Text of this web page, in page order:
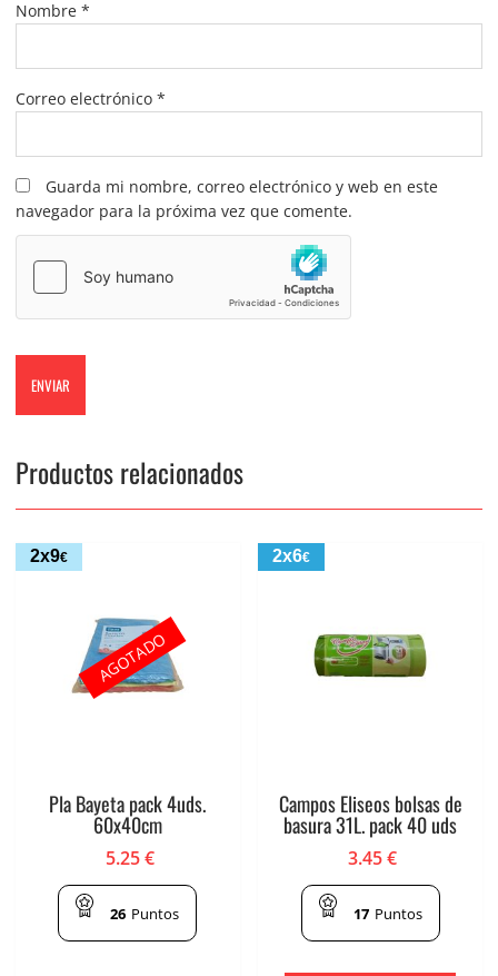
Nombre *
Correo electrónico *
Guarda mi nombre, correo electrónico y web en este
navegador para la próxima vez que comente.
Productos relacionados
2x9€
Pla Bayeta pack 4uds.
60x40cm
5.25€
26 Puntos
AGOTADO
2x6€
Campos Eliseos bolsas de
basura 31L. pack 40 uds
3.45€
17 Puntos